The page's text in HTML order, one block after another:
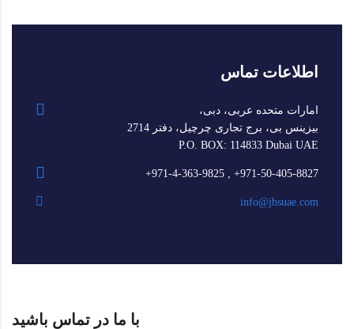
اطلاعات تماس
امارات متحده عربی، دبی،
بیزینس بی، برج تجاری چرچیل، دفتر 2714
P.O. BOX: 114833 Dubai UAE
971-50-405-8827+ , 971-4-363-9825+
info@jbsuae.com
با ما در تماس باشید